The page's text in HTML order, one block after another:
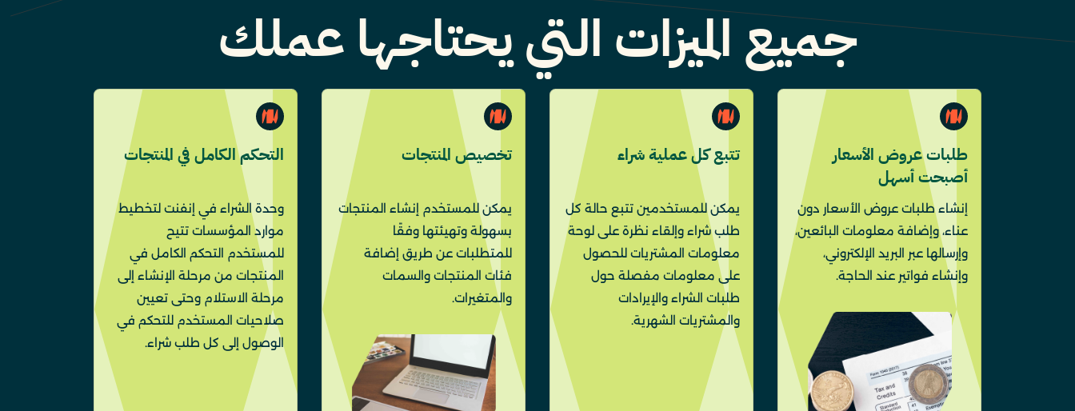
جميع الميزات التي يحتاجها عملك
طلبات عروض الأسعار
أصبحت أسهل
إنشاء طلبات عروض الأسعار دون
عناء، وإضافة معلومات البائعين،
وإرسالها عبر البريد الإلكتروني،
وإنشاء فواتير عند الحاجة.
تتبع كل عملية شراء
يمكن للمستخدمين تتبع حالة كل
طلب شراء وإلقاء نظرة على لوحة
معلومات المشتريات للحصول
على معلومات مفصلة حول
طلبات الشراء والإيرادات
والمشتريات الشهرية.
تخصيص المنتجات
يمكن للمستخدم إنشاء المنتجات
بسهولة وتهيئتها وفقًا
للمتطلبات عن طريق إضافة
فئات المنتجات والسمات
والمتغيرات.
التحكم الكامل في المنتجات
وحدة الشراء في إنفنت لتخطيط
موارد المؤسسات تتيح
للمستخدم التحكم الكامل في
المنتجات من مرحلة الإنشاء إلى
مرحلة الاستلام وحتى تعيين
صلاحيات المستخدم للتحكم في
الوصول إلى كل طلب شراء.